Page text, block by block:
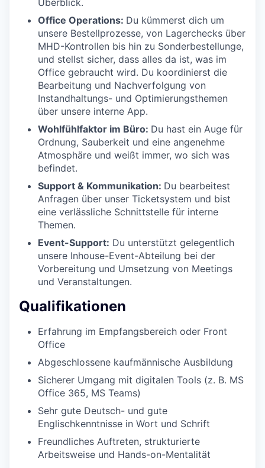
Office Operations: Du kümmerst dich um
unsere Bestellprozesse, von Lagerchecks über
MHD-Kontrollen bis hin zu Sonderbestellunge,
und stellst sicher, dass alles da ist, was im
Office gebraucht wird. Du koordinierst die
Bearbeitung und Nachverfolgung von
Instandhaltungs- und Optimierungsthemen
über unsere interne App.
Wohlfühlfaktor im Büro: Du hast ein Auge für
Ordnung, Sauberkeit und eine angenehme
Atmosphäre und weißt immer, wo sich was
befindet.
Support & Kommunikation: Du bearbeitest
Anfragen über unser Ticketsystem und bist
eine verlässliche Schnittstelle für interne
Themen.
Event-Support: Du unterstützt gelegentlich
unsere Inhouse-Event-Abteilung bei der
Vorbereitung und Umsetzung von Meetings
und Veranstaltungen.
Qualifikationen
Erfahrung im Empfangsbereich oder Front
Office
Abgeschlossene kaufmännische Ausbildung
Sicherer Umgang mit digitalen Tools (z. B. MS
Office 365, MS Teams)
Sehr gute Deutsch- und gute
Englischkenntnisse in Wort und Schrift
Freundliches Auftreten, strukturierte
Arbeitsweise und Hands-on-Mentalität